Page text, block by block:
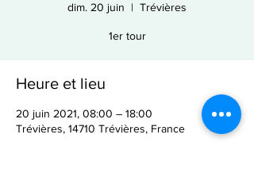
dim. 20 juin
  |
Trévières
1er tour
Heure et lieu
20 juin 2021, 08:00 – 18:00
Trévières, 14710 Trévières, France